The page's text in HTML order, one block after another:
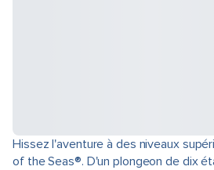
Hissez l'aventure à des niveaux
of the Seas®. D'un plongeon de dix